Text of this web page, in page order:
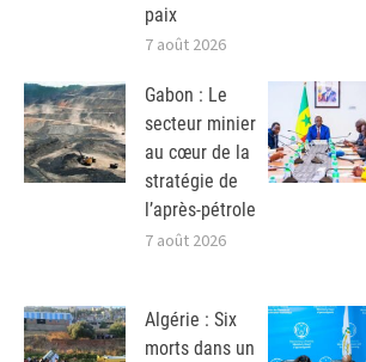
paix
7 août 2026
Gabon : Le
secteur minier
au cœur de la
stratégie de
l’après-pétrole
7 août 2026
Algérie : Six
morts dans un